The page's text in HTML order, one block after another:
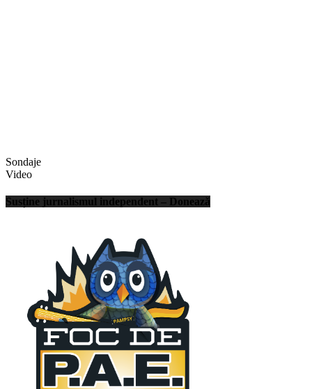
Sondaje
Video
Susține jurnalismul independent – Donează